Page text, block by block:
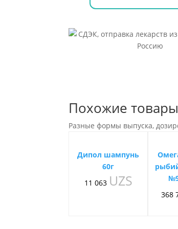
Похожие товары
Разные формы выпуска,
Дипол шампунь
60г
11 063 UZS
368